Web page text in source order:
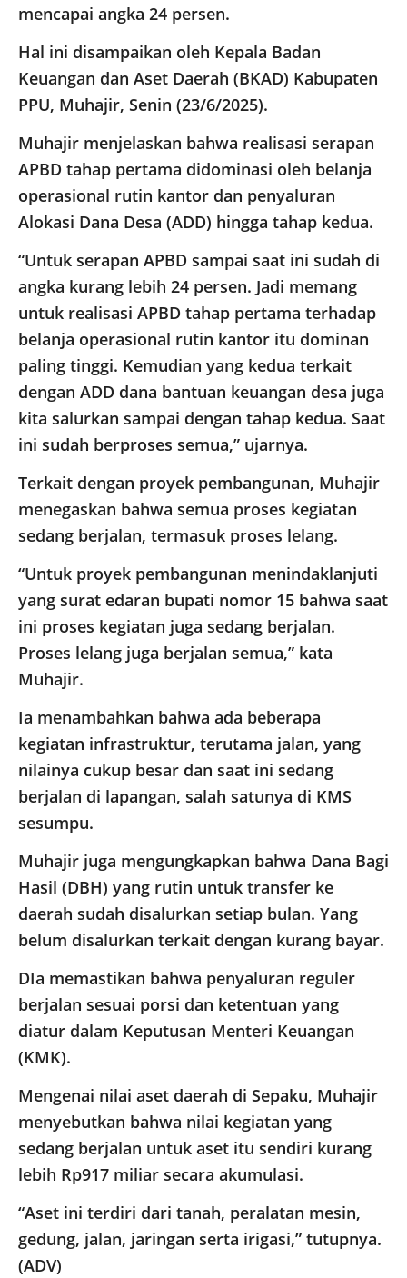
mencapai angka 24 persen.
Hal ini disampaikan oleh Kepala Badan
Keuangan dan Aset Daerah (BKAD) Kabupaten
PPU, Muhajir, Senin (23/6/2025).
Muhajir menjelaskan bahwa realisasi serapan
APBD tahap pertama didominasi oleh belanja
operasional rutin kantor dan penyaluran
Alokasi Dana Desa (ADD) hingga tahap kedua.
“Untuk serapan APBD sampai saat ini sudah di
angka kurang lebih 24 persen. Jadi memang
untuk realisasi APBD tahap pertama terhadap
belanja operasional rutin kantor itu dominan
paling tinggi. Kemudian yang kedua terkait
dengan ADD dana bantuan keuangan desa juga
kita salurkan sampai dengan tahap kedua. Saat
ini sudah berproses semua,” ujarnya.
Terkait dengan proyek pembangunan, Muhajir
menegaskan bahwa semua proses kegiatan
sedang berjalan, termasuk proses lelang.
“Untuk proyek pembangunan menindaklanjuti
yang surat edaran bupati nomor 15 bahwa saat
ini proses kegiatan juga sedang berjalan.
Proses lelang juga berjalan semua,” kata
Muhajir.
Ia menambahkan bahwa ada beberapa
kegiatan infrastruktur, terutama jalan, yang
nilainya cukup besar dan saat ini sedang
berjalan di lapangan, salah satunya di KMS
sesumpu.
Muhajir juga mengungkapkan bahwa Dana Bagi
Hasil (DBH) yang rutin untuk transfer ke
daerah sudah disalurkan setiap bulan. Yang
belum disalurkan terkait dengan kurang bayar.
DIa memastikan bahwa penyaluran reguler
berjalan sesuai porsi dan ketentuan yang
diatur dalam Keputusan Menteri Keuangan
(KMK).
Mengenai nilai aset daerah di Sepaku, Muhajir
menyebutkan bahwa nilai kegiatan yang
sedang berjalan untuk aset itu sendiri kurang
lebih Rp917 miliar secara akumulasi.
“Aset ini terdiri dari tanah, peralatan mesin,
gedung, jalan, jaringan serta irigasi,” tutupnya.
(ADV)